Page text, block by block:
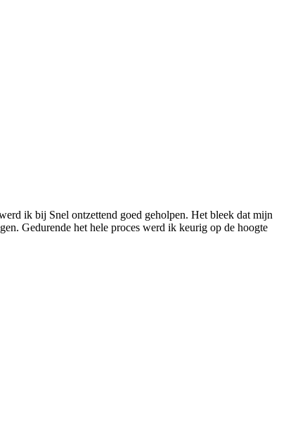
ik bij Snel ontzettend goed geholpen. Het bleek dat mijn
Gedurende het hele proces werd ik keurig op de hoogte